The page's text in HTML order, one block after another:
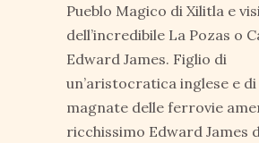
Pueblo Magico di Xilitla e
dell’incredibile La Pozas o
Edward James. Figlio di
un’aristocratica inglese e di
magnate delle ferrovie
ricchissimo Edward James